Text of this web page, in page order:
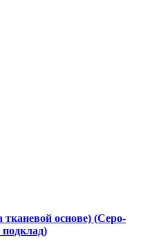
основе) (Серо-